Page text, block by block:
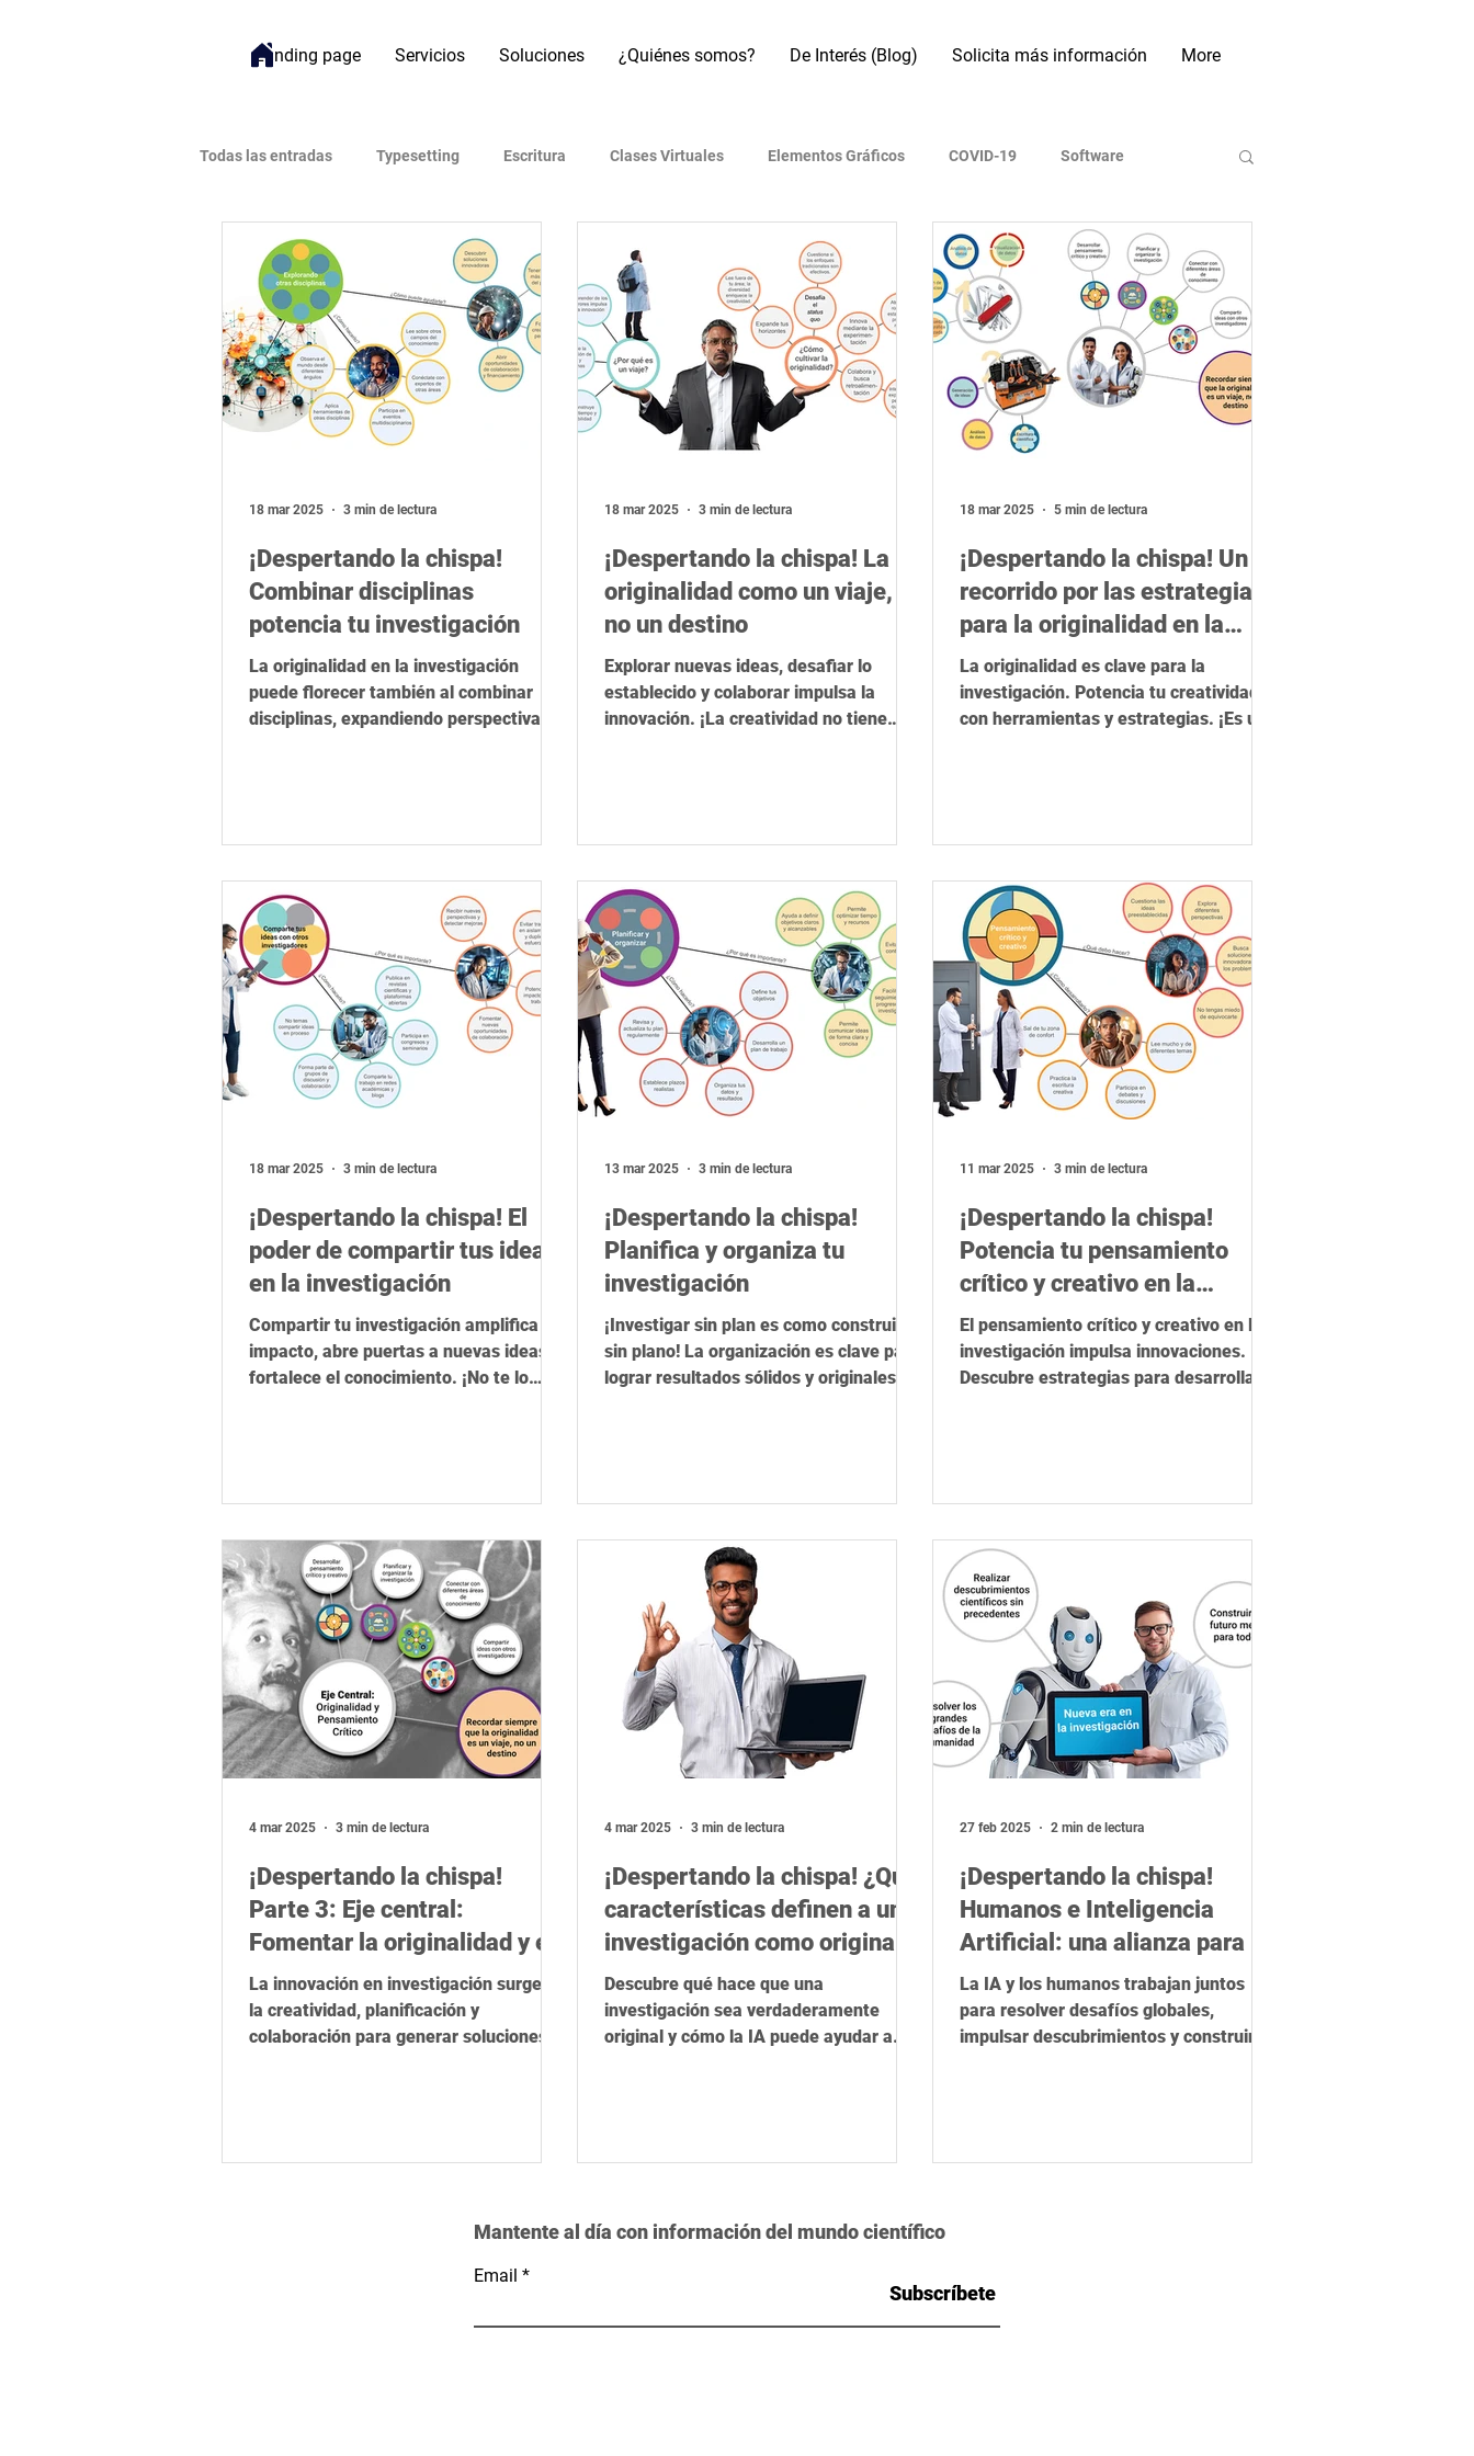
Landing page Servicios Soluciones ¿Quiénes somos? De Interés (Blog) Solicita más información More
Todas las entradas Typesetting Escritura Clases Virtuales Elementos Gráficos COVID-19 Software
Bienestar Gestión de Proyectos Motores de búsqueda Bases de Datos Indexadoras
Open Access (Acceso Abierto) Artículo académico Revistas indexadas Presentaciones On line Investigación
Impacto Inteligencia Artificial (IA) Era Digital Metodología de investigación Redes Sociales Académicas
Relevancia global Latinoamérica Herramientas de IA STEM Relevancia científica
¡Despertando la chispa!
Combinar disciplinas
potencia tu investigación
La originalidad en la investigación
puede florecer también al combinar
disciplinas, expandiendo perspectivas y
18 mar 2025 3 min de lectura
¡Despertando la chispa! La
originalidad como un viaje,
no un destino
Explorar nuevas ideas, desafiar lo
establecido y colaborar impulsa la
innovación. ¡La creatividad no tiene
18 mar 2025 3 min de lectura
¡Despertando la chispa! Un
recorrido por las estrategias
para la originalidad en la
investigación
La originalidad es clave para la
investigación. Potencia tu creatividad
con herramientas y estrategias. ¡Es un
18 mar 2025 5 min de lectura
¡Despertando la chispa! El
poder de compartir tus ideas
en la investigación
Compartir tu investigación amplifica su
impacto, abre puertas a nuevas ideas y
fortalece el conocimiento. ¡No te lo
18 mar 2025 3 min de lectura
¡Despertando la chispa!
Planifica y organiza tu
investigación
¡Investigar sin plan es como construir
sin plano! La organización es clave para
lograr resultados sólidos y originales.
13 mar 2025 3 min de lectura
¡Despertando la chispa!
Potencia tu pensamiento
crítico y creativo en la
investigación
El pensamiento crítico y creativo en la
investigación impulsa innovaciones.
Descubre estrategias para desarrollarlo
11 mar 2025 3 min de lectura
¡Despertando la chispa!
Parte 3: Eje central:
Fomentar la originalidad y el
pensamiento crítico
La innovación en investigación surge de
la creatividad, planificación y
colaboración para generar soluciones
4 mar 2025 3 min de lectura
¡Despertando la chispa! ¿Qué
características definen a una
investigación como original?
Descubre qué hace que una
investigación sea verdaderamente
original y cómo la IA puede ayudar a
4 mar 2025 3 min de lectura
¡Despertando la chispa!
Humanos e Inteligencia
Artificial: una alianza para la
ciencia del futuro
La IA y los humanos trabajan juntos
para resolver desafíos globales,
impulsar descubrimientos y construir
27 feb 2025 2 min de lectura
Mantente al día con información del mundo científico
Email
Subscríbete